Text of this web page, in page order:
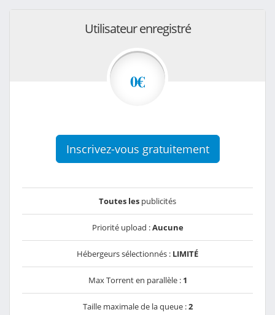
Utilisateur enregistré
0€
Inscrivez-vous gratuitement
Toutes les publicités
Priorité upload :Aucune
Hébergeurs sélectionnés : LIMITÉ
Max Torrent en parallèle : 1
Taille maximale de la queue :2